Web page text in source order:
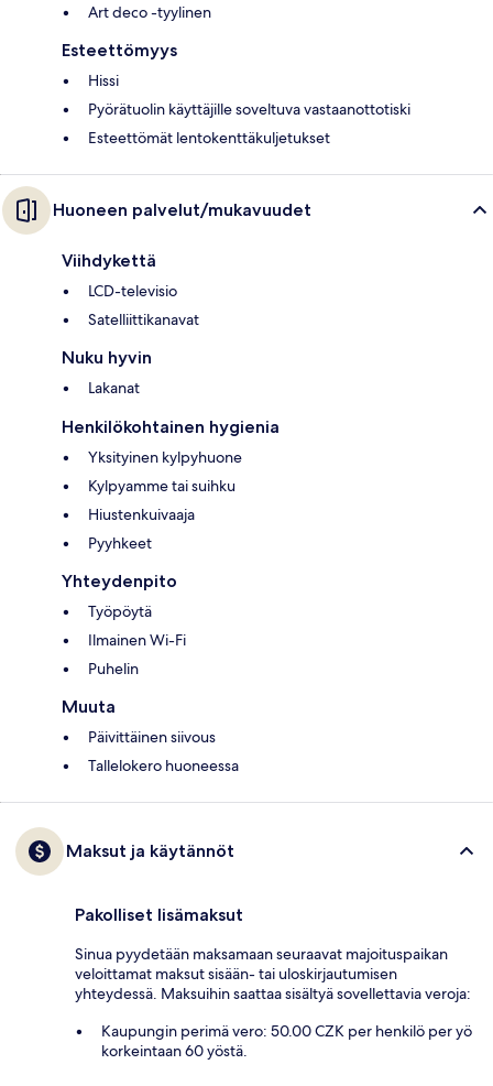
Art deco -tyylinen
Esteettömyys
Hissi
Pyörätuolin käyttäjille soveltuva vastaanottotiski
Esteettömät lentokenttäkuljetukset
Huoneen palvelut/mukavuudet
Viihdykettä
LCD-televisio
Satelliittikanavat
Nuku hyvin
Lakanat
Henkilökohtainen hygienia
Yksityinen kylpyhuone
Kylpyamme tai suihku
Hiustenkuivaaja
Pyyhkeet
Yhteydenpito
Työpöytä
Ilmainen Wi-Fi
Puhelin
Muuta
Päivittäinen siivous
Tallelokero huoneessa
Maksut ja käytännöt
Pakolliset lisämaksut
Sinua pyydetään maksamaan seuraavat majoituspaikan
veloittamat maksut sisään- tai uloskirjautumisen
yhteydessä. Maksuihin saattaa sisältyä sovellettavia veroja:
Kaupungin perimä vero: 50.00 CZK per henkilö per yö
korkeintaan 60 yöstä.